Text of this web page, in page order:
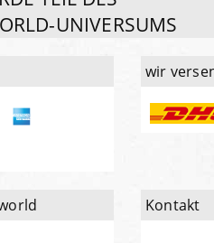
UNIVERSUMS
wir
Kontakt